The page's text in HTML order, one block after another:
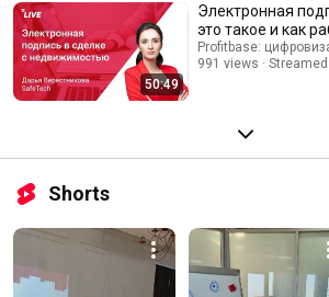
50:49
Электронная
это такое и как
Profitbase:
991 views
Shorts